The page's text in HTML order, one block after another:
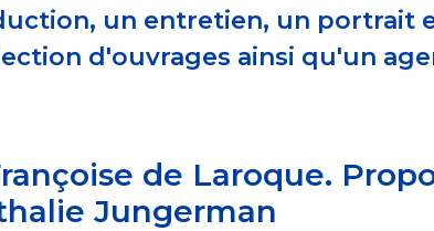
un entretien, un portrait
d'ouvrages ainsi qu'un
de Laroque.
Jungerman